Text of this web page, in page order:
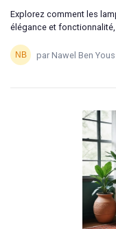
Explorez comment les
élégance et
par Nawel Ben